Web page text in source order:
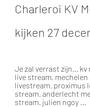
Charleroi KV
kijken 27
Je zal verrast zijn... kv
live stream.
livestream. proximus
stream. anderlecht
stream. julien ngoy ...